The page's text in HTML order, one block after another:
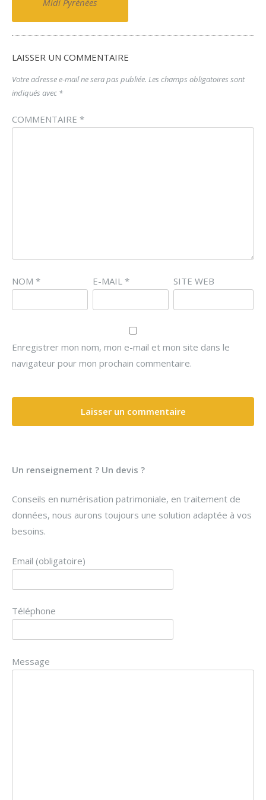
LAISSER UN COMMENTAIRE
Votre adresse e-mail ne sera pas publiée. Les champs obligatoires sont
indiqués avec *
COMMENTAIRE *
NOM * E-MAIL * SITE WEB
Enregistrer mon nom, mon e-mail et mon site dans le
navigateur pour mon prochain commentaire.
Un renseignement ? Un devis ?
Conseils en numérisation patrimoniale, en traitement de
données, nous aurons toujours une solution adaptée à vos
besoins.
Email (obligatoire)
Téléphone
Message